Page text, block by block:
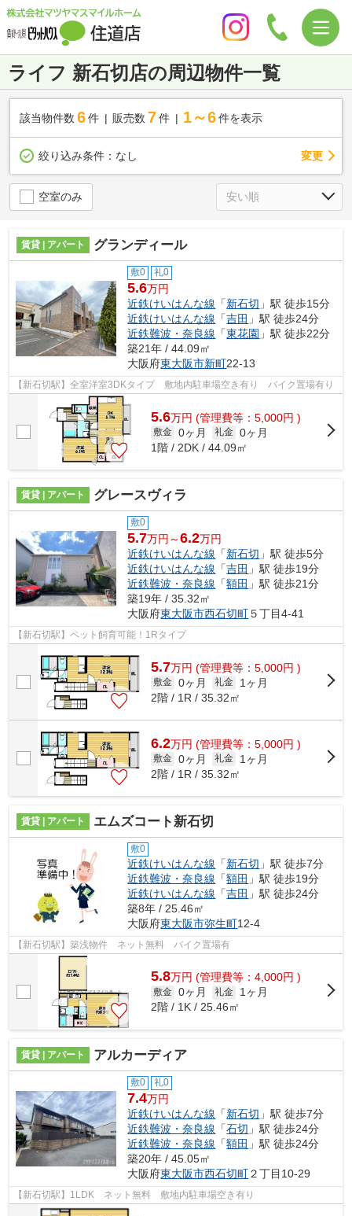
ライフ 新石切店の周辺物件一覧
該当物件数 6件 販売数 7 件 1～6 件を表示
絞り込み条件： なし 変更
空室のみ
賃貸 | アパート グランディール
敷0 礼0
5.6万円
近鉄けいはんな線 「新石切 」駅 徒歩15分
近鉄けいはんな線 「吉田 」駅 徒歩24分
近鉄難波・奈良線 「東花園 」駅 徒歩22分
築21年 / 44.09㎡
大阪府東大阪市新町22-13
【新石切駅】全室洋室3DKタイプ 敷地内駐車場空き有り バイク置場有り
5.6万円 (管理費等：5,000円 )
敷金 0ヶ月 礼金 0ヶ月
1階 / 2DK / 44.09㎡
賃貸 | アパート グレースヴィラ
敷0
5.7万円～6.2万円
近鉄けいはんな線 「新石切 」駅 徒歩5分
近鉄けいはんな線 「吉田 」駅 徒歩19分
近鉄難波・奈良線 「額田 」駅 徒歩21分
築19年 / 35.32㎡
大阪府東大阪市西石切町５丁目4-41
【新石切駅】ペット飼育可能！1Rタイプ
5.7万円 (管理費等：5,000円 )
敷金 0ヶ月 礼金
1ヶ月
2階 / 1R / 35.32㎡
6.2万円 (管理費等：5,000円 )
敷金 0ヶ月 礼金
1ヶ月
2階 / 1R / 35.32㎡
賃貸 | アパート エムズコート新石切
敷0
近鉄けいはんな線 「新石切 」駅 徒歩7分
近鉄難波・奈良線 「額田 」駅 徒歩19分
近鉄けいはんな線 「吉田 」駅 徒歩24分
築8年 / 25.46㎡
大阪府東大阪市弥生町12-4
【新石切駅】築浅物件 ネット無料 バイク置場有
5.8万円 (管理費等：4,000円 )
敷金 0ヶ月 礼金
1ヶ月
2階 / 1K / 25.46㎡
賃貸 | アパート アルカーディア
敷0 礼0
7.4万円
近鉄けいはんな線 「新石切 」駅 徒歩7分
近鉄難波・奈良線 「石切 」駅 徒歩24分
近鉄難波・奈良線 「額田 」駅 徒歩24分
築20年 / 45.05㎡
大阪府東大阪市西石切町２丁目10-29
【新石切駅】1LDK ネット無料 敷地内駐車場空き有り